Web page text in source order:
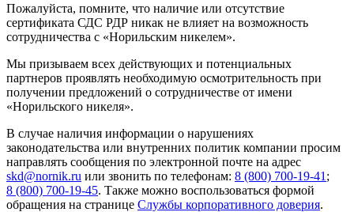
Пожалуйста, помните, что наличие или отсутствие
сертификата СДС РДР никак не влияет на возможность
сотрудничества с «Норильским никелем».
Мы призываем всех действующих и потенциальных
партнеров проявлять необходимую осмотрительность при
получении предложений о сотрудничестве от имени
«Норильского никеля».
В случае наличия информации о нарушениях
законодательства или внутренних политик компании просим
направлять сообщения по электронной почте на адрес
skd@nornik.ru или звонить по телефонам: 8 (800) 700-19-41 ;
8 (800) 700-19-45. Также можно воспользоваться формой
обращения на странице Службы корпоративного доверия.